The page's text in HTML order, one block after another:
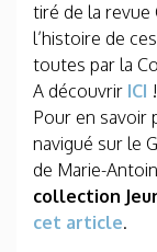
tiré de la revue
l’histoire de
toutes par la
A découvrir ICI !
Pour en savoir
navigué sur le
de Marie-
collection
cet article.